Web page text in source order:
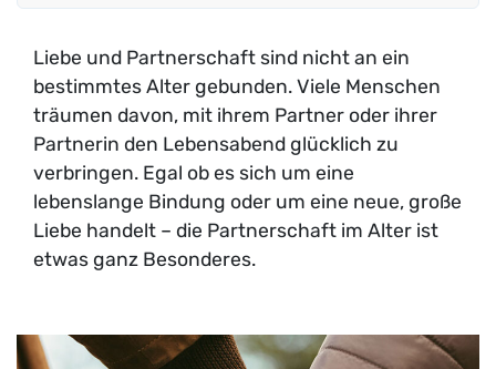
Liebe und Partnerschaft sind nicht an ein
bestimmtes Alter gebunden. Viele Menschen
träumen davon, mit ihrem Partner oder ihrer
Partnerin den Lebensabend glücklich zu
verbringen. Egal ob es sich um eine
lebenslange Bindung oder um eine neue, große
Liebe handelt – die Partnerschaft im Alter ist
etwas ganz Besonderes.